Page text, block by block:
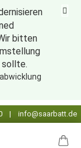
bitten
sollte.